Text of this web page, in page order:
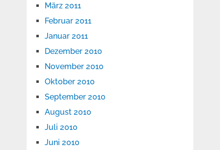
März 2011
Februar 2011
Januar 2011
Dezember 2010
November 2010
Oktober 2010
September 2010
August 2010
Juli 2010
Juni 2010